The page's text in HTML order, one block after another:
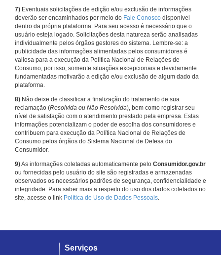
7) Eventuais solicitações de edição e/ou exclusão de informações
deverão ser encaminhados por meio do Fale Conosco disponível
dentro da própria plataforma. Para seu acesso é necessário que o
usuário esteja logado. Solicitações desta natureza serão analisadas
individualmente pelos órgãos gestores do sistema. Lembre-se: a
publicidade das informações alimentadas pelos consumidores é
valiosa para a execução da Política Nacional de Relações de
Consumo, por isso, somente situações excepcionais e devidamente
fundamentadas motivarão a edição e/ou exclusão de algum dado da
plataforma.
8) Não deixe de classificar a finalização do tratamento de sua
reclamação (Resolvida ou Não Resolvida), bem como registrar seu
nível de satisfação com o atendimento prestado pela empresa. Estas
informações potencializam o poder de escolha dos consumidores e
contribuem para execução da Política Nacional de Relações de
Consumo pelos órgãos do Sistema Nacional de Defesa do
Consumidor.
9)As informações coletadas automaticamente pelo Consumidor.gov.br
ou fornecidas pelo usuário do site são registradas e armazenadas
observados os necessários padrões de segurança, confidencialidade e
integridade. Para saber mais a respeito do uso dos dados coletados no
site, acesse o link Política de Uso de Dados Pessoais.
Serviços